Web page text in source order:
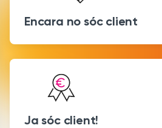
Encara no sóc client
Ja sóc client!